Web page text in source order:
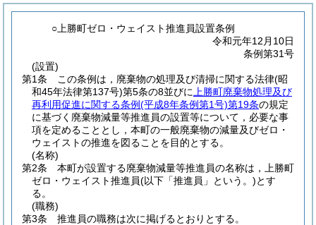
○上勝町ゼロ・ウェイスト推進員設置条例
令和元年12月10日
条例第31号
(設置)
第1条
この条例は，廃棄物の処理及び清掃に関する法律(昭
和45年法律第137号)第5条の8並びに 上勝町廃棄物処理及び
再利用促進に関する条例(平成8年条例第1号)第19条の規定
に基づく廃棄物減量等推進員の設置等について，必要な事
項を定めることとし，本町の一般廃棄物の減量及びゼロ・
ウェイストの推進を図ることを目的とする。
(名称)
第2条
本町が設置する廃棄物減量等推進員の名称は，上勝町
ゼロ・ウェイスト推進員(以下「推進員」という。)とす
る。
(職務)
第3条
推進員の職務は次に掲げるとおりとする。